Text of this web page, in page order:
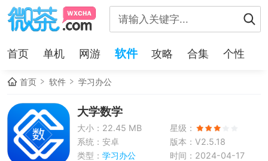
首页 单机 网游 软件 攻略 合集 个性
首页 软件 学习办公
大学数学
大小：22.45 MB
星级：
系统：安卓
版本：V2.5.18
类型： 学习办公 时间：2024-04-17